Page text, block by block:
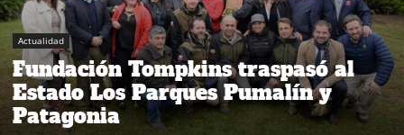
Actualidad
Fundación Tompkins traspasó al
Estado Los Parques Pumalín y
Patagonia